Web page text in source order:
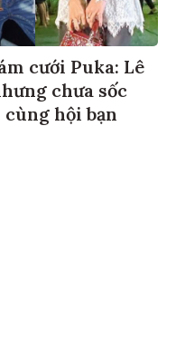
cưới Puka: Lê
chưa sốc
hội bạn